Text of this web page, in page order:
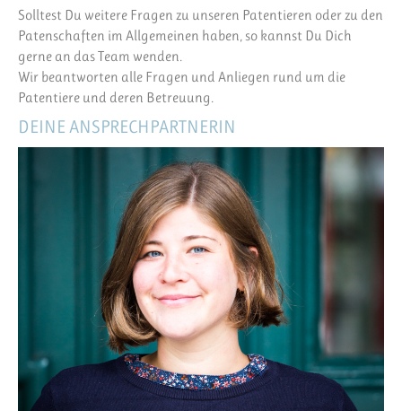
Solltest Du weitere Fragen zu unseren Patentieren oder zu den
Patenschaften im Allgemeinen haben, so kannst Du Dich
gerne an das Team wenden.
Wir beantworten alle Fragen und Anliegen rund um die
Patentiere und deren Betreuung.
DEINE ANSPRECHPARTNERIN